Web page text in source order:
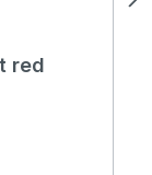
red